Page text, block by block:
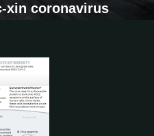
xin coronavirus